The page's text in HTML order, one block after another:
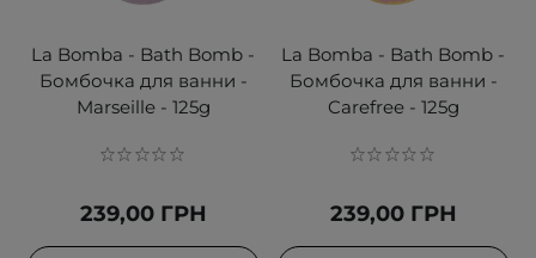
La Bomba - Bath Bomb -
Бомбочка для ванни -
Marseille - 125g
239,00 ГРН
La Bomba - Bath Bomb -
Бомбочка для ванни -
Carefree - 125g
239,00 ГРН